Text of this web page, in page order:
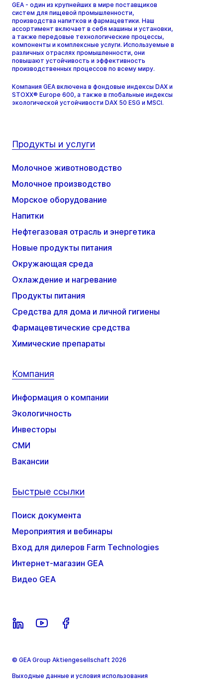
GEA - один из крупнейших в мире поставщиков
систем для пищевой промышленности,
производства напитков и фармацевтики. Наш
ассортимент включает в себя машины и установки,
а также передовые технологические процессы,
компоненты и комплексные услуги. Используемые в
различных отраслях промышленности, они
повышают устойчивость и эффективность
производственных процессов по всему миру.
Компания GEA включена в фондовые индексы DAX и
STOXX® Europe 600, а также в глобальные индексы
экологической устойчивости DAX 50 ESG и MSCI.
Продукты и услуги
Молочное животноводство
Молочное производство
Морское оборудование
Напитки
Нефтегазовая отрасль и энергетика
Новые продукты питания
Окружающая среда
Охлаждение и нагревание
Продукты питания
Средства для дома и личной гигиены
Фармацевтические средства
Химические препараты
Компания
Информация о компании
Экологичность
Инвесторы
СМИ
Вакансии
Быстрые ссылки
Поиск документа
Мероприятия и вебинары
Вход для дилеров Farm Technologies
Интернет-магазин GEA
Видео GEA
© GEA Group Aktiengesellschaft 2026
Выходные данные и условия использования